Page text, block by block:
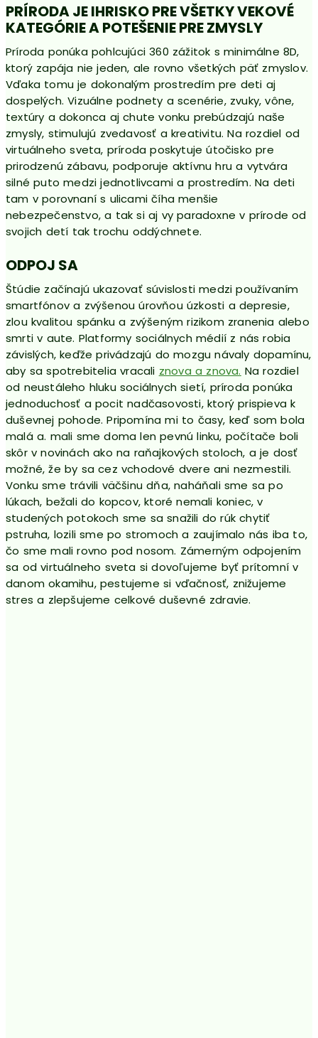
PRÍRODA JE IHRISKO PRE VŠETKY VEKOVÉ
KATEGÓRIE A POTEŠENIE PRE ZMYSLY
Príroda ponúka pohlcujúci 360 zážitok s minimálne 8D,
ktorý zapája nie jeden, ale rovno všetkých päť zmyslov.
Vďaka tomu je dokonalým prostredím pre deti aj
dospelých. Vizuálne podnety a scenérie, zvuky, vône,
textúry a dokonca aj chute vonku prebúdzajú naše
zmysly, stimulujú zvedavosť a kreativitu. Na rozdiel od
virtuálneho sveta, príroda poskytuje útočisko pre
prirodzenú zábavu, podporuje aktívnu hru a vytvára
silné puto medzi jednotlivcami a prostredím. Na deti
tam v porovnaní s ulicami číha menšie
nebezpečenstvo, a tak si aj vy paradoxne v prírode od
svojich detí tak trochu oddýchnete.
ODPOJ SA
Štúdie začínajú ukazovať súvislosti medzi používaním
smartfónov a zvýšenou úrovňou úzkosti a depresie,
zlou kvalitou spánku a zvýšeným rizikom zranenia alebo
smrti v aute. Platformy sociálnych médií z nás robia
závislých, keďže privádzajú do mozgu návaly dopamínu,
aby sa spotrebitelia vracali znova a znova. Na rozdiel
od neustáleho hluku sociálnych sietí, príroda ponúka
jednoduchosť a pocit nadčasovosti, ktorý prispieva k
duševnej pohode. Pripomína mi to časy, keď som bola
malá a. mali sme doma len pevnú linku, počítače boli
skôr v novinách ako na raňajkových stoloch, a je dosť
možné, že by sa cez vchodové dvere ani nezmestili.
Vonku sme trávili väčšinu dňa, naháňali sme sa po
lúkach, bežali do kopcov, ktoré nemali koniec, v
studených potokoch sme sa snažili do rúk chytiť
pstruha, lozili sme po stromoch a zaujímalo nás iba to,
čo sme mali rovno pod nosom. Zámerným odpojením
sa od virtuálneho sveta si dovoľujeme byť prítomní v
danom okamihu, pestujeme si vďačnosť, znižujeme
stres a zlepšujeme celkové duševné zdravie.